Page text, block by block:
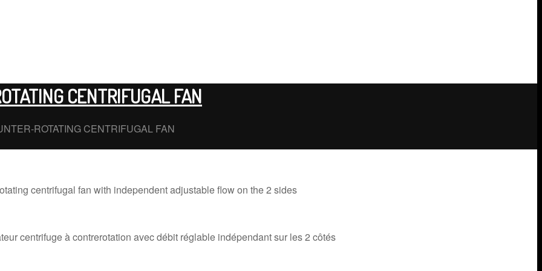
CENTRIFUGAL FAN
ROTATING CENTRIFUGAL FAN
centrifugal fan with independent adjustable flow on the 2 sides
centrifuge à contrerotation avec débit réglable indépendant sur les 2 côtés